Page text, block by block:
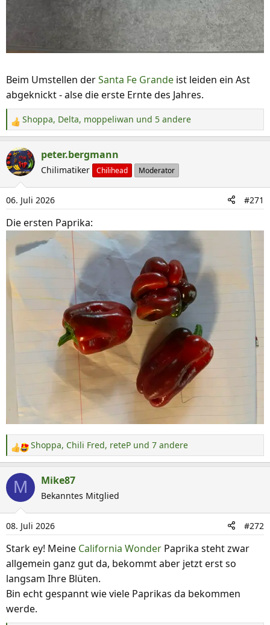
Beim Umstellen derSanta Fe Grande ist leiden ein Ast
abgeknickt - alse die erste Ernte des Jahres.
R
e
a
k
t
i
o
n
e
Shoppa, Delta, moppeliwan und 5 andere
peter.bergmann
Chilimatiker Chilihead Moderator
06. Juli 2026 #271
Die ersten Paprika:
R
e
a
t
i
o
n
n
:
Shoppa, Chili Fred, reteP und 7 andere
M Mike87
Bekanntes Mitglied
08. Juli 2026 #272
Stark ey! Meine California Wonder Paprika steht zwar
allgemein ganz gut da, bekommt aber jetzt erst so
langsam Ihre Blüten.
Bin echt gespannt wie viele Paprikas da bekommen
werde.